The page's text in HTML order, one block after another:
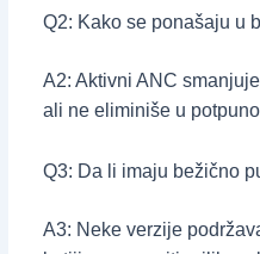
Q2: Kako se ponašaju u
A2: Aktivni ANC
ali ne eliminiše u
Q3: Da li imaju bežično
A3: Neke verzije